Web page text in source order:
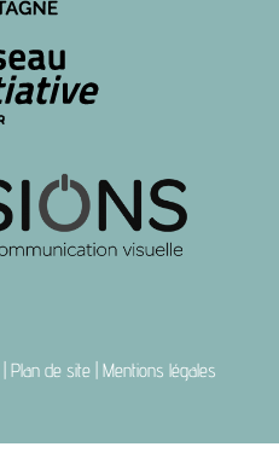
Plan de site Mentions légales